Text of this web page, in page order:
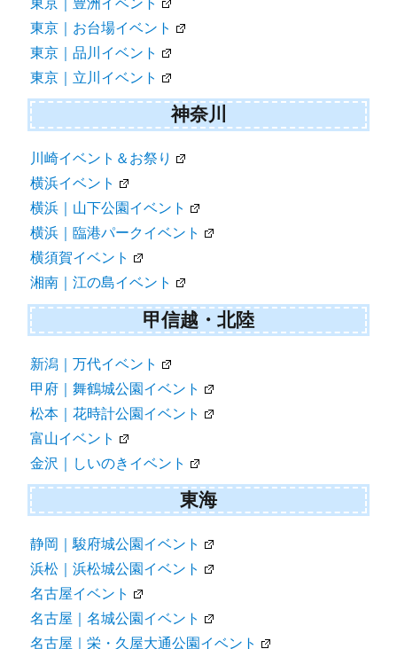
東京｜豊洲イベント
東京｜お台場イベント
東京｜品川イベント
東京｜立川イベント
神奈川
川崎イベント＆お祭り
横浜イベント
横浜｜山下公園イベント
横浜｜臨港パークイベント
横須賀イベント
湘南｜江の島イベント
甲信越・北陸
新潟｜万代イベント
甲府｜舞鶴城公園イベント
松本｜花時計公園イベント
富山イベント
金沢｜しいのきイベント
東海
静岡｜駿府城公園イベント
浜松｜浜松城公園イベント
名古屋イベント
名古屋｜名城公園イベント
名古屋｜栄・久屋大通公園イベント